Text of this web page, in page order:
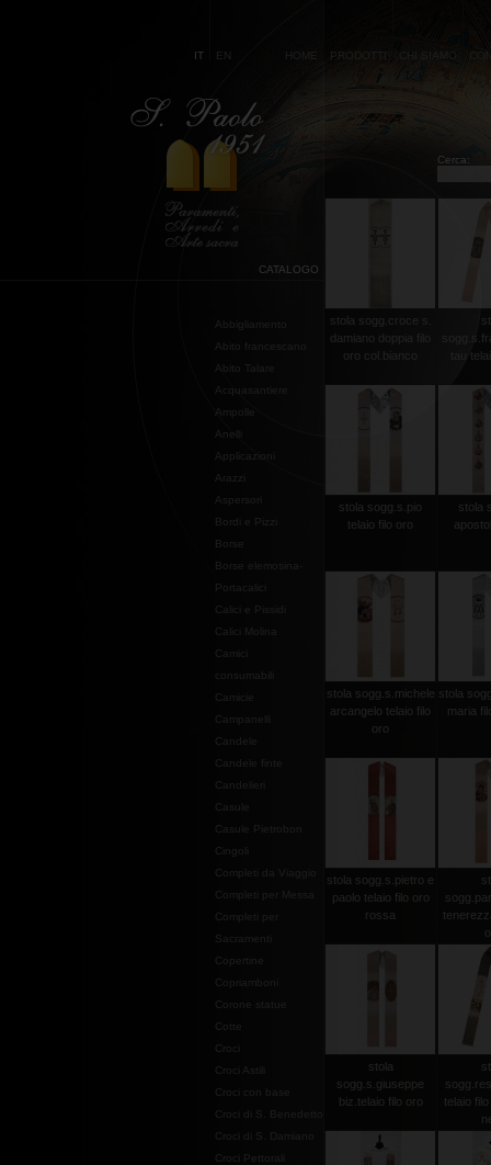
IT EN HOME PRODOTTI CHI SIAMO
Cerca:
CATALOGO
Abbigliamento
Abito francescano
Abito Talare
Acquasantiere
Ampolle
Anelli
Applicazioni
Arazzi
Aspersori
Bordi e Pizzi
Borse
Borse elemosina-
Portacalici
Calici e Pissidi
Calici Molina
Campanelli
Candele
Candele finte
Candelieri
Casule
Casule Pietrobon
Cingoli
Completi da Viaggio
Completi per Messa
Completi per
Sacramenti
Copertine
Copriamboni
Corone statue
Cotte
Croci
Croci Astili
Croci con base
Croci di S. Benedetto
Croci di S. Damiano
Croci Pettorali
stola sogg.croce s.
damiano doppia filo
oro col.bianco
tau
stola sogg.s.pio
telaio filo oro
stola
stola sogg.s.michele
arcangelo telaio filo
oro
stola
maria
stola sogg.s.pietro e
paolo telaio filo oro
rossa
stola
sogg.s.giuseppe
biz.telaio filo oro
telaio